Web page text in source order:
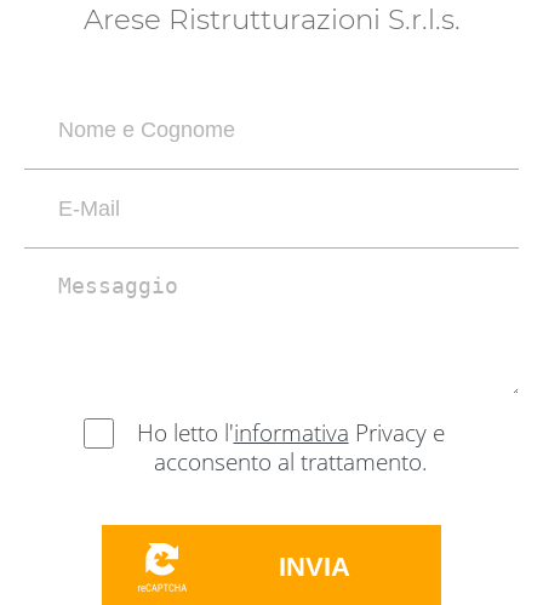
Arese Ristrutturazioni S.r.l.s.
Ho letto l'informativa Privacy e
acconsento al trattamento.
INVIA